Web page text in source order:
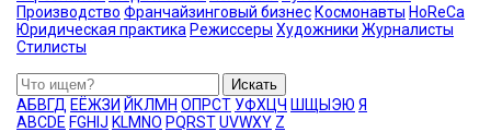
Производство Франчайзинговый бизнес Космонавты HoReCa
Юридическая практика Режиссеры Художники Журналисты
Стилисты
Искать
АБВГД ЕЁЖЗИ Й КЛ М Н ОП РСТ УФХЦЧ Ш ЩЫ ЭЮ Я
ABCDE FGH J KLM NO PQRSTUVWXY Z